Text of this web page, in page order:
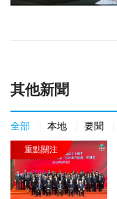
其他新聞
全部 本地 要聞